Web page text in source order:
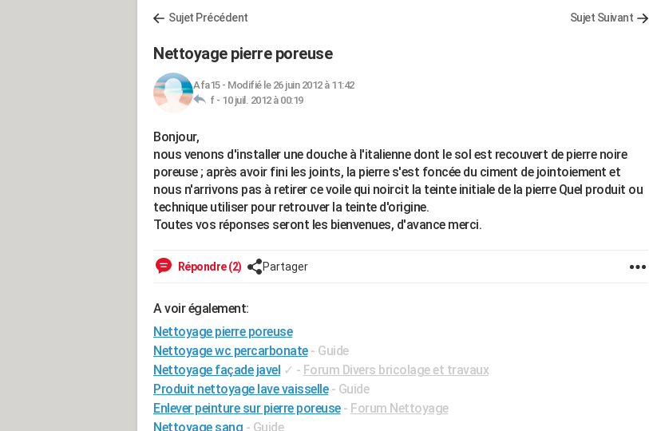
Sujet Précédent Sujet Suivant
Nettoyage pierre poreuse
Afa15- Modifié le 26 juin 2012 à 11:42
f - 10 juil. 2012 à 00:19
Bonjour,
nous venons d'installer une douche à l'italienne dont le sol est recouvert de pierre noire
poreuse ; après avoir fini les joints, la pierre s'est foncée du ciment de jointoiement et
nous n'arrivons pas à retirer ce voile qui noircit la teinte initiale de la pierre Quel produit ou
technique utiliser pour retrouver la teinte d'origine.
Toutes vos réponses seront les bienvenues, d'avance merci.
Répondre (2) Partager
A voir également:
Nettoyage pierre poreuse
Nettoyage wc percarbonate - Guide
Nettoyage façade javel ✓ - Forum Divers bricolage et travaux
Produit nettoyage lave vaisselle - Guide
Enlever peinture sur pierre poreuse - Forum Nettoyage
Nettoyage sang - Guide